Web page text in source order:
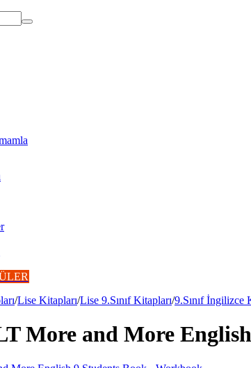
/Lise Kitapları/Lise 9.Sınıf Kitapları/9.Sınıf İngilizce
More and More